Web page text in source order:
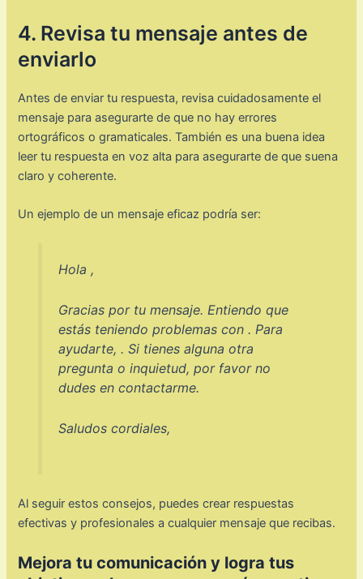
4. Revisa tu mensaje antes de
enviarlo
Antes de enviar tu respuesta, revisa cuidadosamente el
mensaje para asegurarte de que no hay errores
ortográficos o gramaticales. También es una buena idea
leer tu respuesta en voz alta para asegurarte de que suena
claro y coherente.
Un ejemplo de un mensaje eficaz podría ser:
Hola ,
Gracias por tu mensaje. Entiendo que
estás teniendo problemas con . Para
ayudarte, . Si tienes alguna otra
pregunta o inquietud, por favor no
dudes en contactarme.
Saludos cordiales,
Al seguir estos consejos, puedes crear respuestas
efectivas y profesionales a cualquier mensaje que recibas.
Mejora tu comunicación y logra tus